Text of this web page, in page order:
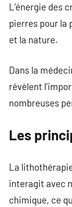
L’énergie des
pierres pour la
et la nature.
Dans la
révèlent
nombreuses
Les
La
interagit avec
chimique, ce